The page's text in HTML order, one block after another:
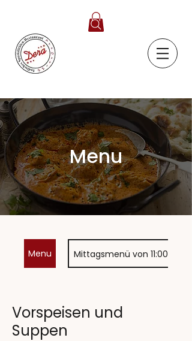
Menu
Menu Mittagsmenü von 11:00-14:00
Vorspeisen und
Suppen